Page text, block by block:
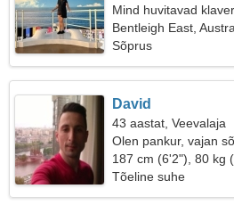
Mind huvitavad
Bentleigh East,
Sõprus
David
43 aastat, Veevalaja
Olen pankur, vajan
187 cm (6'2"), 80 kg
Tõeline suhe